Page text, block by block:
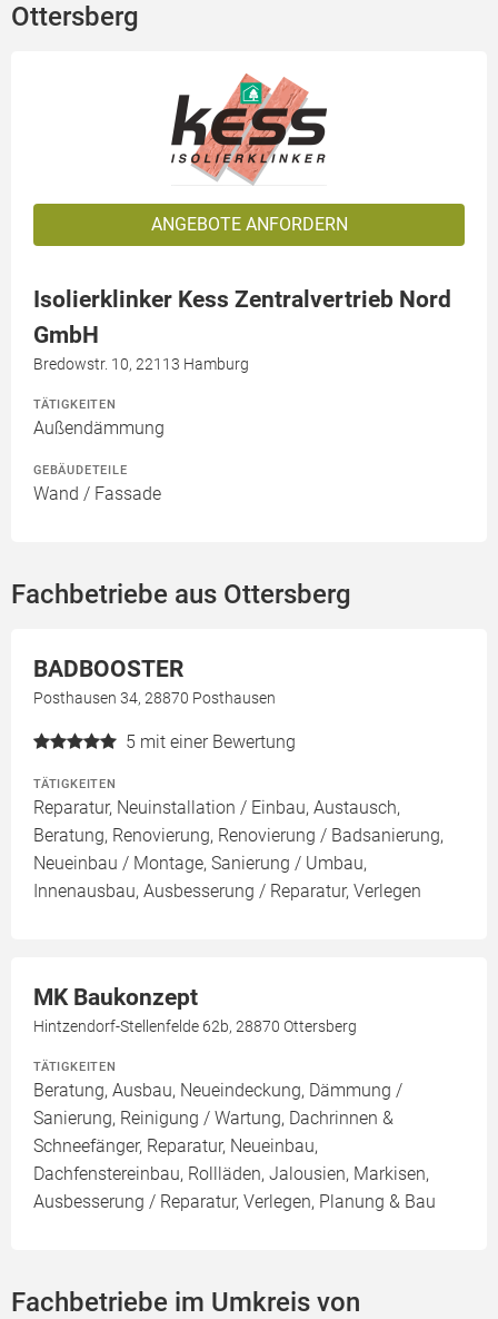
Ottersberg
ANGEBOTE ANFORDERN
Isolierklinker Kess Zentralvertrieb Nord
GmbH
Bredowstr. 10, 22113 Hamburg
TÄTIGKEITEN
Außendämmung
GEBÄUDETEILE
Wand / Fassade
Fachbetriebe aus Ottersberg
BADBOOSTER
Posthausen 34, 28870 Posthausen
5 mit einer Bewertung
TÄTIGKEITEN
Reparatur, Neuinstallation / Einbau, Austausch,
Beratung, Renovierung, Renovierung / Badsanierung,
Neueinbau / Montage, Sanierung / Umbau,
Innenausbau, Ausbesserung / Reparatur, Verlegen
MK Baukonzept
Hintzendorf-Stellenfelde 62b, 28870 Ottersberg
TÄTIGKEITEN
Beratung, Ausbau, Neueindeckung, Dämmung /
Sanierung, Reinigung / Wartung, Dachrinnen &
Schneefänger, Reparatur, Neueinbau,
Dachfenstereinbau, Rollläden, Jalousien, Markisen,
Ausbesserung / Reparatur, Verlegen, Planung & Bau
Fachbetriebe im Umkreis von